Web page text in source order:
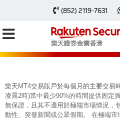
(852) 2119-7631
每周黃金分
樂天MT4交易賬戶於每個月的主要交易
凌晨2時)當中最少90%的時間提供固定
無保證，且其不適用於極端市場情況，
動性、突發新聞或公眾假期。 在極端